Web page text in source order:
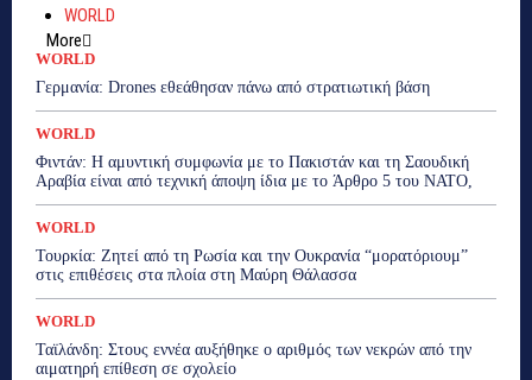
WORLD
More
WORLD
Γερμανία: Drones εθεάθησαν πάνω από στρατιωτική βάση
WORLD
Φιντάν: Η αμυντική συμφωνία με το Πακιστάν και τη Σαουδική
Αραβία είναι από τεχνική άποψη ίδια με τo Άρθρο 5 του ΝΑΤΟ,
WORLD
Τουρκία: Ζητεί από τη Ρωσία και την Ουκρανία “μορατόριουμ”
στις επιθέσεις στα πλοία στη Μαύρη Θάλασσα
WORLD
Ταϊλάνδη: Στους εννέα αυξήθηκε ο αριθμός των νεκρών από την
αιματηρή επίθεση σε σχολείο